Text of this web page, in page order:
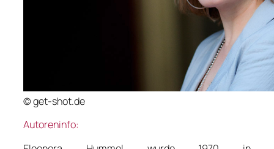
© get-shot.de
Autoreninfo: